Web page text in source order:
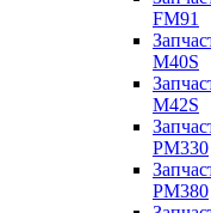
FM91
M40S
M42S
PM330
PM380